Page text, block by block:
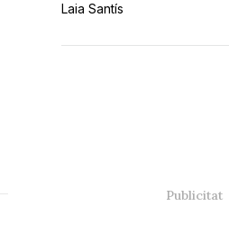
Laia Santís